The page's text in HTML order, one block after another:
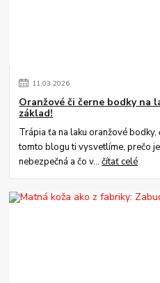
11.03.2026
Oranžové či černe bodky na
základ!
Trápia ťa na laku oranžové
tomto blogu ti vysvetlíme, prečo
nebezpečná a čo v...čítať celé